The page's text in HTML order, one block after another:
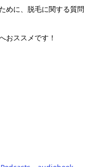
めに、脱毛に関する質問
おススメです！